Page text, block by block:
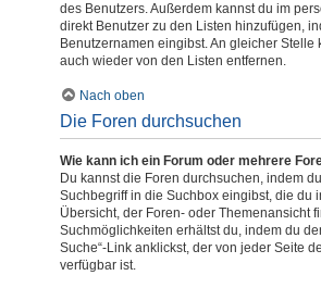
des Benutzers. Außerdem kannst du im
direkt Benutzer zu den Listen hinzufügen,
Benutzernamen eingibst. An gleicher Stelle
auch wieder von den Listen entfernen.
Nach oben
Die Foren durchsuchen
Wie kann ich ein Forum oder mehrere
Du kannst die Foren durchsuchen, indem
Suchbegriff in die Suchbox eingibst, die du
Übersicht, der Foren- oder Themenansicht
Suchmöglichkeiten erhältst du, indem du
Suche“-Link anklickst, der von jeder Seite
verfügbar ist.